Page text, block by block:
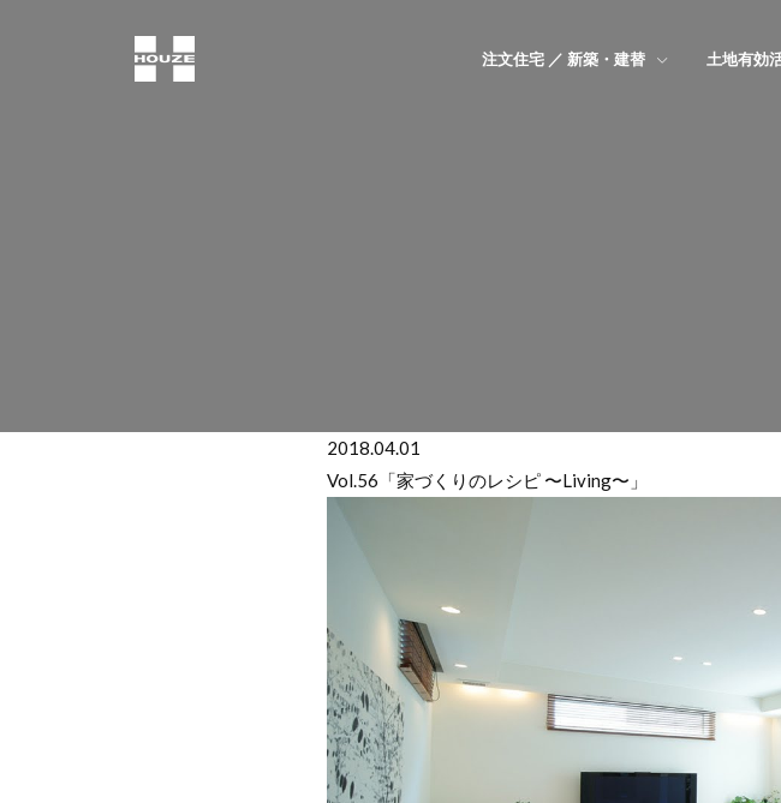
注文住宅 ／ 新築・建替 土地有効
2018.04.01
Vol.56「家づくりのレシピ 〜Living〜」